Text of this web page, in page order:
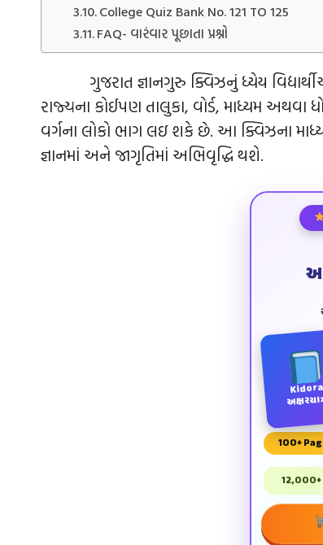
College Quiz Bank No. 121 TO 125
FAQ- વારંવાર પૂછાતા પ્રશ્નો
ગુજરાત જ્ઞાનગુરુ ક્વિઝનું ધ્યેય
રાજ્યના કોઈપણ તાલુકા, વોર્ડ, માધ્યમ અથવા
વર્ગના લોકો ભાગ લઇ શકે છે. આ ક્વિઝના
જ્ઞાનમાં અને જાગૃતિમાં અભિવૃદ્ધિ થશે.
Kidora
100+
12,000+